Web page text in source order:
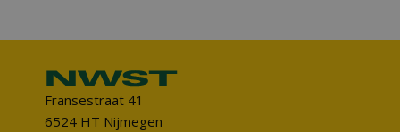
Fransestraat 41
6524 HT Nijmegen